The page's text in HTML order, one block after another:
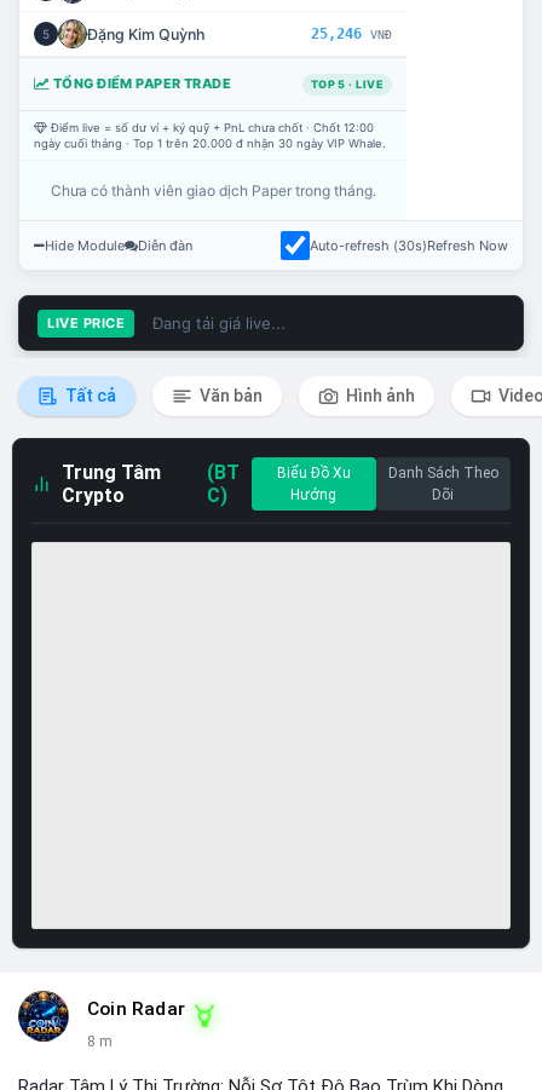
5 Đặng Kim Quỳnh 25,246 VNĐ
TỔNG ĐIỂM PAPER TRADE TOP 5 · LIVE
Điểm live = số dư ví + ký quỹ + PnL chưa chốt · Chốt 12:00
ngày cuối tháng · Top 1 trên 20.000 đ nhận 30 ngày VIP Whale.
Chưa có thành viên giao dịch Paper trong tháng.
Hide Module Diễn đàn Auto-refresh (30s)Refresh Now
LIVE PRICE Đang tải giá live...
Tất cả Văn bản Hình ảnh
Trung Tâm
Crypto
(BT
C)
Biểu Đồ Xu
Hướng
Danh Sách Theo
Dõi
Coin Radar
8 m